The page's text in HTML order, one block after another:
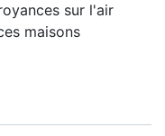
sur l'air
maisons